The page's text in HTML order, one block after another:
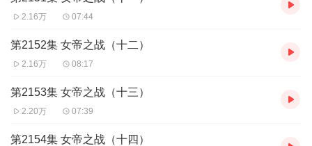
2.16万 07:44
第2152集 女帝之战（十二）
2.16万 08:17
第2153集 女帝之战（十三）
2.20万 07:39
第2154集 女帝之战（十四）